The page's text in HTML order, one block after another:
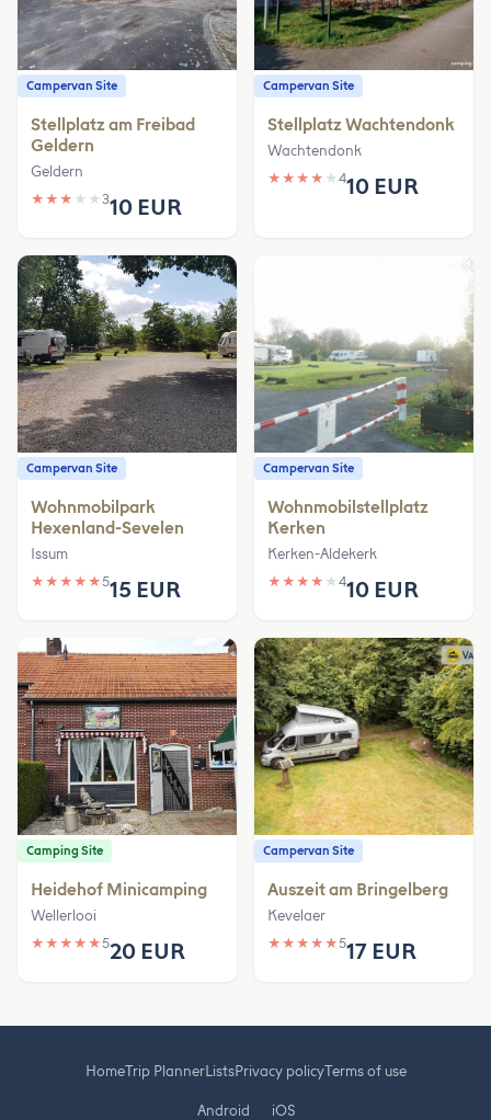
Campervan Site
Stellplatz am Freibad
Geldern
Geldern
★ ★ ★ ★ ★ 310 EUR
Campervan Site
Stellplatz Wachtendonk
Wachtendonk
★ ★ ★ ★ ★ 410 EUR
Campervan Site
Wohnmobilpark
Hexenland-Sevelen
Issum
★ ★ ★ ★ ★515 EUR
Campervan Site
Wohnmobilstellplatz
Kerken
Kerken-Aldekerk
★ ★ ★ ★ ★ 410 EUR
Camping Site
Heidehof Minicamping
Wellerlooi
★ ★ ★ ★ ★520 EUR
Campervan Site
Auszeit am Bringelberg
Kevelaer
★ ★ ★ ★ ★517 EUR
HomeTrip PlannerListsPrivacy policyTerms of use
Android iOS